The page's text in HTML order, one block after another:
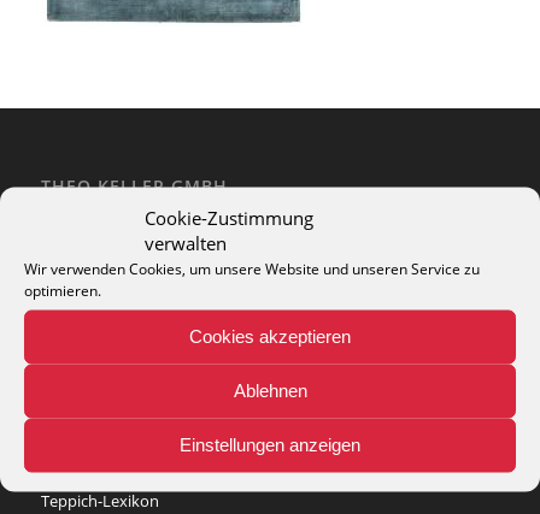
Cookie-Zustimmung
verwalten
Wir verwenden Cookies, um unsere Website und unseren Service zu
optimieren.
Cookies akzeptieren
Ablehnen
Einstellungen anzeigen
THEO KELLER GMBH
Lohackerstr. 30
44867 Bochum
phone: + 49 (2327) 3083 - 20
e-mail:info@theko-collection.com
INFO
Teppich-Lexikon